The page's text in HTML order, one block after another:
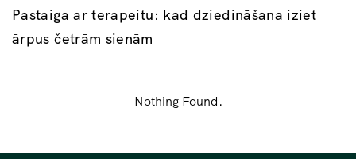
Pastaiga ar terapeitu: kad dziedināšana iziet
ārpus četrām sienām
Nothing Found.